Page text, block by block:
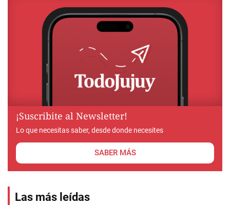
¡Suscribite al Newsletter!
Lo que necesitas saber, desde donde necesites
SABER MÁS
Las más leídas